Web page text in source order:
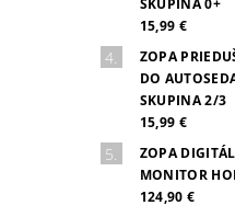
15,99 €
ZOPA
DO
SKUPINA 2/3
15,99 €
ZOPA
MONITOR
124,90 €